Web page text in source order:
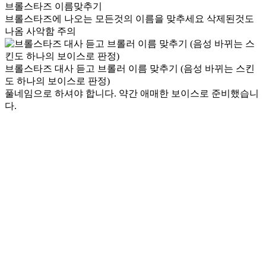
브롤스타즈 이름맞추기
브롤스타즈에 나오는 모든것의 이름을 맞추세요 삭제된것도
나옴 사악함 주의
브롤스타즈 대사 듣고 브롤러 이름 맞추기 (음성 바뀌는 스킨
도 하나의 보이스로 판정)
풀네임으로 하셔야 합니다. 약간 애매한 보이스로 준비했습니
다.